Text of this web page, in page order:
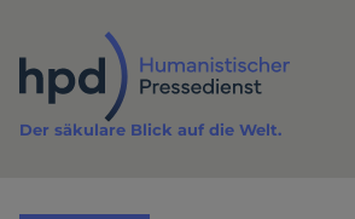
Inhalt
Der säkulare Blick auf die Welt.